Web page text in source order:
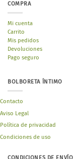
COMPRA
Mi cuenta
Carrito
Mis pedidos
Devoluciones
Pago seguro
BOLBORETA ÍNTIMO
Contacto
Aviso Legal
Política de privacidad
Condiciones de uso
CONDICIONES DE ENVÍO